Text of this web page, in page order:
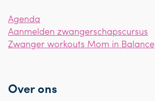
Agenda
Aanmelden zwangerschapscursus
Zwanger workouts Mom in Balance
Over ons